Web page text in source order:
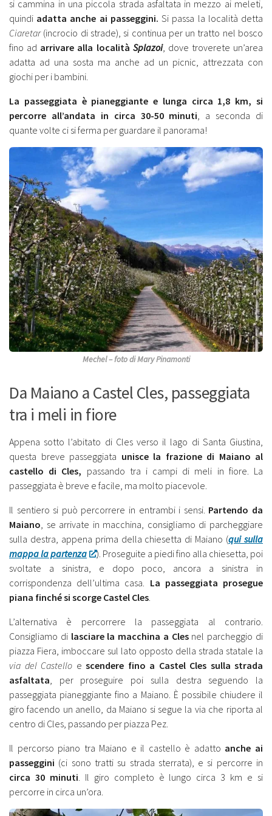
si cammina in una piccola strada asfaltata in mezzo ai meleti,
quindi adatta anche ai passeggini. Si passa la località detta
Ciaretar(incrocio di strade), si continua per un tratto nel bosco
fino ad arrivare alla località Splazoi, dove troverete un’area
adatta ad una sosta ma anche ad un picnic, attrezzata con
giochi per i bambini.
La passeggiata è pianeggiante e lunga circa 1,8 km, si
percorre all’andata in circa 30-50 minuti , a seconda di
quante volte ci si ferma per guardare il panorama!
Mechel – foto di Mary Pinamonti
Da Maiano a Castel Cles, passeggiata
tra i meli in fiore
Appena sotto l’abitato di Cles verso il lago di Santa Giustina,
questa breve passeggiata unisce la frazione di Maiano al
castello di Cles, passando tra i campi di meli in fiore. La
passeggiata è breve e facile, ma molto piacevole.
Il sentiero si può percorrere in entrambi i sensi. Partendo da
Maiano , se arrivate in macchina, consigliamo di parcheggiare
sulla destra, appena prima della chiesetta di Maiano (qui sulla
mappa la partenza
). Proseguite a piedi fino alla chiesetta, poi
svoltate a sinistra, e dopo poco, ancora a sinistra in
corrispondenza dell’ultima casa. La passeggiata prosegue
piana finché si scorge Castel Cles
L’alternativa è percorrere la passeggiata al contrario.
Consigliamo di lasciare la macchina a Clesnel parcheggio di
piazza Fiera, imboccare sul lato opposto della strada statale la
via del Castello e scendere fino a Castel Cles sulla strada
asfaltata , per proseguire poi sulla destra seguendo la
passeggiata pianeggiante fino a Maiano. È possibile chiudere il
giro facendo un anello, da Maiano si segue la via che riporta al
centro di Cles, passando per piazza Pez.
Il percorso piano tra Maiano e il castello è adatto anche ai
passeggini (ci sono tratti su strada sterrata), e si percorre in
circa 30 minuti . Il giro completo è lungo circa 3 km e si
percorre in circa un’ora.